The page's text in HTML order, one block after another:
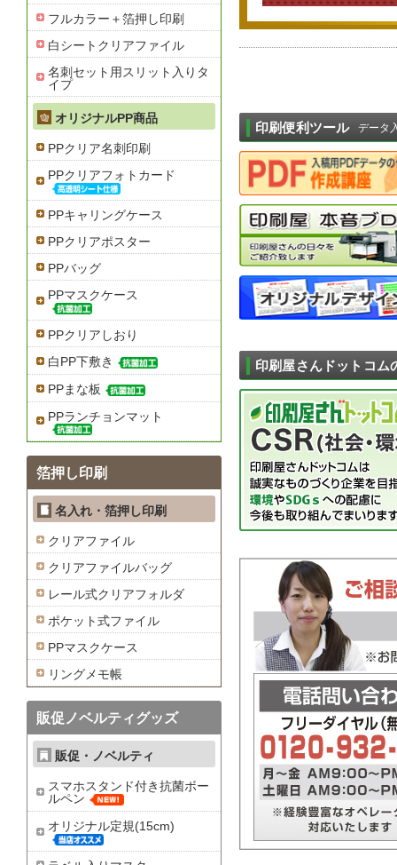
印刷便利ツール データ
印刷屋さんドットコム
フルカラー＋箔押し印刷
白シートクリアファイル
名刺セット用スリット入りタ
イプ
オリジナルPP商品
PPクリア名刺印刷
PPクリアフォトカード
PPキャリングケース
PPクリアポスター
PPバッグ
PPマスクケース
PPクリアしおり
白PP下敷き
PPまな板
PPランチョンマット
箔押し印刷
名入れ・箔押し印刷
クリアファイル
クリアファイルバッグ
レール式クリアフォルダ
ポケット式ファイル
PPマスクケース
リングメモ帳
販促ノベルティグッズ
販促・ノベルティ
スマホスタンド付き抗菌ボー
ルペン
オリジナル定規(15cm)